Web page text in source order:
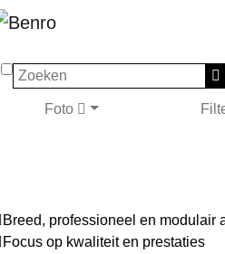
Zoeken
Foto
Breed, professioneel en modulair
Focus op kwaliteit en prestaties